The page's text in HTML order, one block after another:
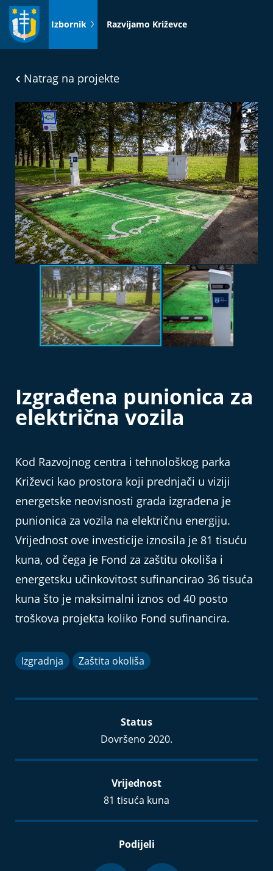
Idi
sadržaj
Izbornik Razvijamo Križevce
Natrag na projekte
Izgrađena punionica za
električna vozila
Kod Razvojnog centra i tehnološkog parka
Križevci kao prostora koji prednjači u viziji
energetske neovisnosti grada izgrađena je
punionica za vozila na električnu energiju.
Vrijednost ove investicije iznosila je 81 tisuću
kuna, od čega je Fond za zaštitu okoliša i
energetsku učinkovitost sufinancirao 36 tisuća
kuna što je maksimalni iznos od 40 posto
troškova projekta koliko Fond sufinancira.
Izgradnja Zaštita okoliša
Status
Dovršeno 2020.
Vrijednost
81 tisuća kuna
Podijeli